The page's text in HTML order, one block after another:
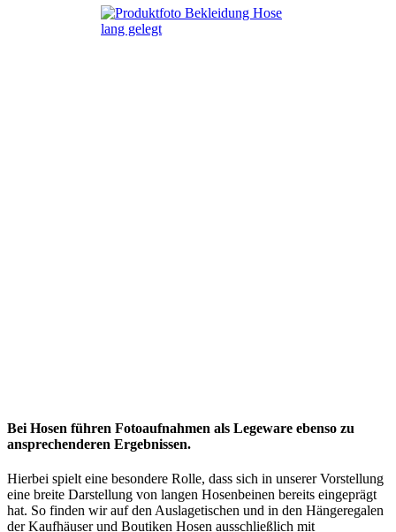
Bei Hosen führen Fotoaufnahmen als Legeware ebenso zu
ansprechenderen Ergebnissen.
Hierbei spielt eine besondere Rolle, dass sich in unserer Vorstellung
eine breite Darstellung von langen Hosenbeinen bereits eingeprägt
hat. So finden wir auf den Auslagetischen und in den Hängeregalen
der Kaufhäuser und Boutiken Hosen ausschließlich mit